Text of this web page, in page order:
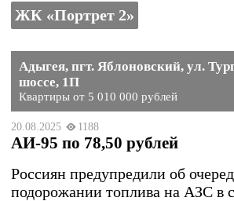
ЖК «Портрет 2»
Адыгея, пгт. Яблоновский, ул.
шоссе, 1П
Квартиры от 5 010 000 рублей
20.08.2025 1188
АИ-95 по 78,50 рублей
Россиян предупредили об
подорожании топлива на АЗС в